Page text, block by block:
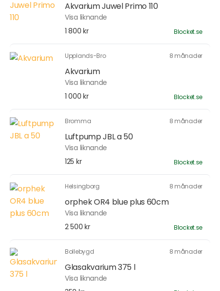
Akvarium Juwel Primo 110
Visa liknande
1 800 kr
Blocket.se
Upplands-Bro 8 månader
Akvarium
Visa liknande
1 000 kr
Blocket.se
Bromma 8 månader
Luftpump JBL a 50
Visa liknande
125 kr
Blocket.se
Helsingborg 8 månader
orphek OR4 blue plus 60cm
Visa liknande
2 500 kr
Blocket.se
Bollebygd 8 månader
Glasakvarium 375 l
Visa liknande